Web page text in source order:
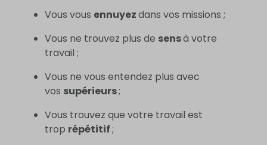
Vous vous ennuyezdans vos missions ;
Vous ne trouvez plus de sensà votre
travail ;
Vous ne vous entendez plus avec
vos supérieurs;
Vous trouvez que votre travail est
trop répétitif;